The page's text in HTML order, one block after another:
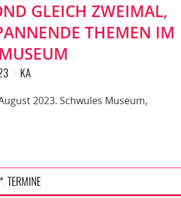
GLEICH ZWEIMAL,
THEMEN IM
KA
2023. Schwules Museum,
,TERMINE